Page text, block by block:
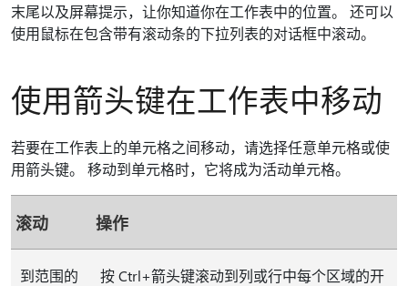
末尾以及屏幕提示，让你知道你在工作表中的位置。 还可以
使用鼠标在包含带有滚动条的下拉列表的对话框中滚动。
使用箭头键在工作表中移动
若要在工作表上的单元格之间移动，请选择任意单元格或使
用箭头键。 移动到单元格时，它将成为活动单元格。
滚动 操作
到范围的
按 Ctrl+箭头键滚动到列或行中每个区域的开